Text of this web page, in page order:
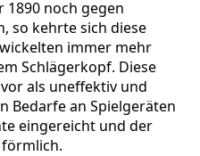
1890 noch gegen
so kehrte sich diese
immer mehr
Schlägerkopf. Diese
als uneffektiv und
Bedarfe an Spielgeräten
eingereicht und der